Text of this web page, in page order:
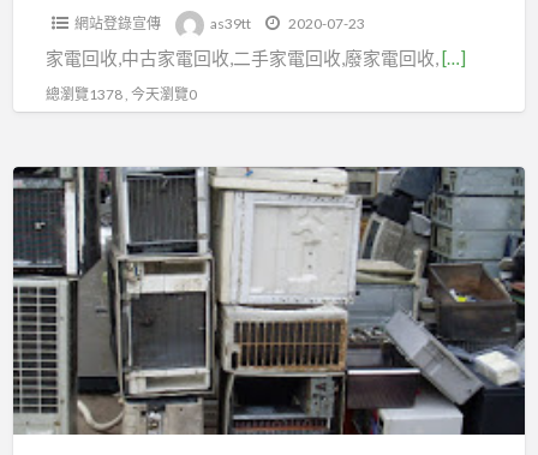
分
離
式
冷
氣
舊
機
到
網站登錄宣傳 as39tt 2020-07-23
家電回收,中古家電回收,二手家電回收,廢家電回收,[…]
總瀏覽1378 , 今天瀏覽0
大
台
北
區
(冷
氣
回
收)
窗